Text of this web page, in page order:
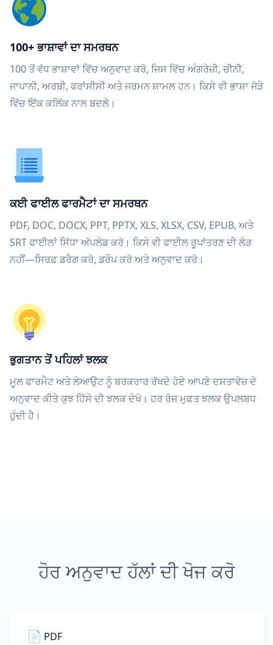
100+ ਭਾਸ਼ਾਵਾਂ ਦਾ ਸਮਰਥਨ
100 ਤੋਂ ਵੱਧ ਭਾਸ਼ਾਵਾਂ ਵਿੱਚ ਅਨੁਵਾਦ ਕਰੋ, ਜਿਸ ਵਿੱਚ ਅੰਗਰੇਜ਼ੀ, ਚੀਨੀ,
ਜਾਪਾਨੀ, ਅਰਬੀ, ਫਰਾਂਸੀਸੀ ਅਤੇ ਜਰਮਨ ਸ਼ਾਮਲ ਹਨ। ਕਿਸੇ ਵੀ ਭਾਸ਼ਾ ਜੋੜੇ
ਵਿੱਚ ਇੱਕ ਕਲਿੱਕ ਨਾਲ ਬਦਲੋ।
ਕਈ ਫਾਈਲ ਫਾਰਮੈਟਾਂ ਦਾ ਸਮਰਥਨ
PDF, DOC, DOCX, PPT, PPTX, XLS, XLSX, CSV, EPUB, ਅਤੇ
SRT ਫਾਈਲਾਂ ਸਿੱਧਾ ਅੱਪਲੋਡ ਕਰੋ। ਕਿਸੇ ਵੀ ਫਾਈਲ ਰੂਪਾਂਤਰਣ ਦੀ ਲੋੜ
ਨਹੀਂ—ਸਿਰਫ਼ ਡਰੈਗ ਕਰੋ, ਡਰੌਪ ਕਰੋ ਅਤੇ ਅਨੁਵਾਦ ਕਰੋ।
ਭੁਗਤਾਨ ਤੋਂ ਪਹਿਲਾਂ ਝਲਕ
ਮੂਲ ਫਾਰਮੈਟ ਅਤੇ ਲੇਆਉਟ ਨੂੰ ਬਰਕਰਾਰ ਰੱਖਦੇ ਹੋਏ ਆਪਣੇ ਦਸਤਾਵੇਜ਼ ਦੇ
ਅਨੁਵਾਦ ਕੀਤੇ ਕੁਝ ਹਿੱਸੇ ਦੀ ਝਲਕ ਦੇਖੋ। ਹਰ ਰੋਜ਼ ਮੁਫ਼ਤ ਝਲਕ ਉਪਲਬਧ
ਹੁੰਦੀ ਹੈ।
ਹੋਰ ਅਨੁਵਾਦ ਹੱਲਾਂ ਦੀ ਖੋਜ ਕਰੋ
📄 PDF